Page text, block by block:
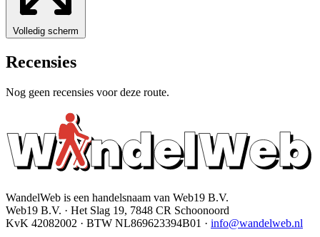
Volledig scherm
Recensies
Nog geen recensies voor deze route.
WandelWeb is een handelsnaam van Web19 B.V.
Web19 B.V. · Het Slag 19, 7848 CR Schoonoord
KvK 42082002 · BTW NL869623394B01 · info@wandelweb.nl